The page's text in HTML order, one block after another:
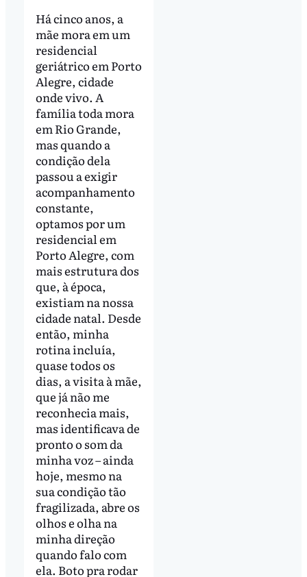
Há cinco anos, a
mãe mora em um
residencial
geriátrico em Porto
Alegre, cidade
onde vivo. A
família toda mora
em Rio Grande,
mas quando a
condição dela
passou a exigir
acompanhamento
constante,
optamos por um
residencial em
Porto Alegre, com
mais estrutura dos
que, à época,
existiam na nossa
cidade natal. Desde
então, minha
rotina incluía,
quase todos os
dias, a visita à mãe,
que já não me
reconhecia mais,
mas identificava de
pronto o som da
minha voz – ainda
hoje, mesmo na
sua condição tão
fragilizada, abre os
olhos e olha na
minha direção
quando falo com
ela. Boto pra rodar